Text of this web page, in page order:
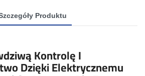
Produktu
Kontrolę I
Dzięki Elektrycznemu